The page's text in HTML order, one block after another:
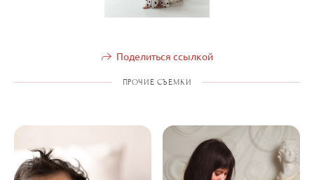
Поделиться ссылкой
ПРОЧИЕ СЪЕМКИ